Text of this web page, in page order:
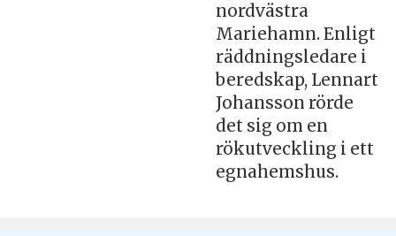
nordvästra
Mariehamn. Enligt
räddningsledare i
beredskap, Lennart
Johansson rörde
det sig om en
rökutveckling i ett
egnahemshus.